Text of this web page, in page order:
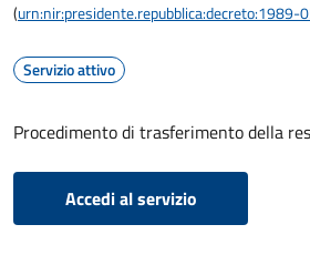
(
Servizio attivo
Procedimento di trasferimento della
Accedi al servizio